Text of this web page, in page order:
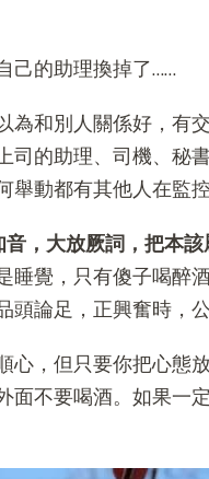
己的助理換掉了……
為和別人關係好，有
司的助理、司機、秘
動都有其他人在監控
，大放厥詞，把本
睡覺，只有傻子喝醉
頭論足，正興奮時，
心，但只要你把心態
面不要喝酒。如果一